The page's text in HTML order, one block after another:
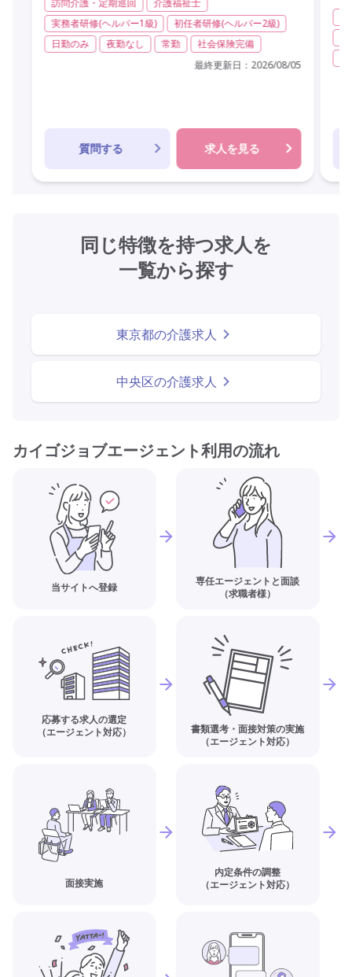
実務者研修(ヘルパー1級)
初任者研修(ヘルパー2級)
日勤のみ
夜勤なし 常勤
社会保険完備
最終更新日： 2026/08/05
質問する 求人を見る
同じ特徴を持つ求人を
一覧から探す
東京都の介護求人
中央区の介護求人
カイゴジョブエージェント利用の流れ
当サイトへ登録
専任エージェントと面談
（求職者様）
応募する求人の選定
（エージェント対応）
書類選考・面接対策の実施
（エージェント対応）
面接実施
内定条件の調整
（エージェント対応）